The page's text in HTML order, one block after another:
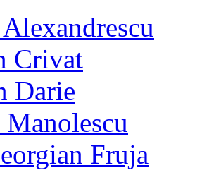
Crivat
Darie
Fruja